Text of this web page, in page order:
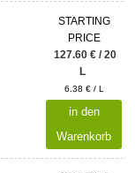
STARTING
PRICE
127.60 € / 20
L
6.38 € / L
in den
Warenkorb